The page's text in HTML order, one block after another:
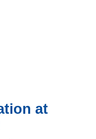
at